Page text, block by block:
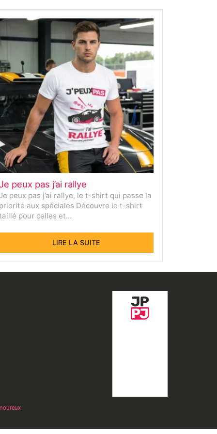
peux pas j’ai rallye
peux pas j’ai rallye, le t-shirt qui passe la
aux spéciales Découvre le t-shirt
pour celles et…
LIRE LA SUITE